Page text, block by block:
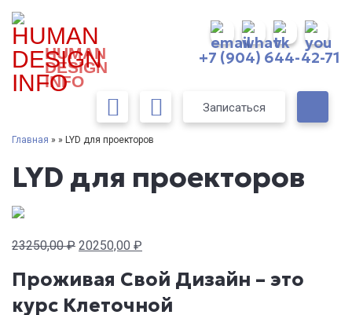
HUMAN
DESIGN
INFO
+7 (904) 644-42-71
Записаться
Главная » » LYD для проекторов
LYD для проекторов
23250,00₽ Первоначальная
составляла
23250,00 ₽.
20250,00 ₽
20250,00 ₽.
Проживая Свой Дизайн – это
курс Клеточной